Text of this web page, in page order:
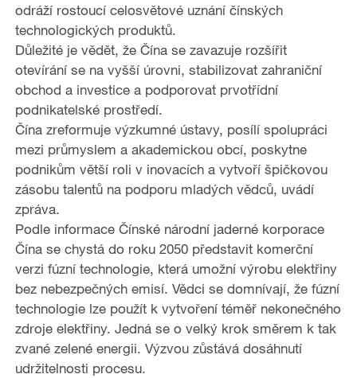
odráží rostoucí celosvětové uznání čínských
technologických produktů.
Důležité je vědět, že Čína se zavazuje rozšířit
otevírání se na vyšší úrovni, stabilizovat zahraniční
obchod a investice a podporovat prvotřídní
podnikatelské prostředí.
Čína zreformuje výzkumné ústavy, posílí spolupráci
mezi průmyslem a akademickou obcí, poskytne
podnikům větší roli v inovacích a vytvoří špičkovou
zásobu talentů na podporu mladých vědců, uvádí
zpráva.
Podle informace Čínské národní jaderné korporace
Čína se chystá do roku 2050 představit komerční
verzi fúzní technologie, která umožní výrobu elektřiny
bez nebezpečných emisí. Vědci se domnívají, že fúzní
technologie lze použít k vytvoření téměř nekonečného
zdroje elektřiny. Jedná se o velký krok směrem k tak
zvané zelené energii. Výzvou zůstává dosáhnutí
udržitelnosti procesu.